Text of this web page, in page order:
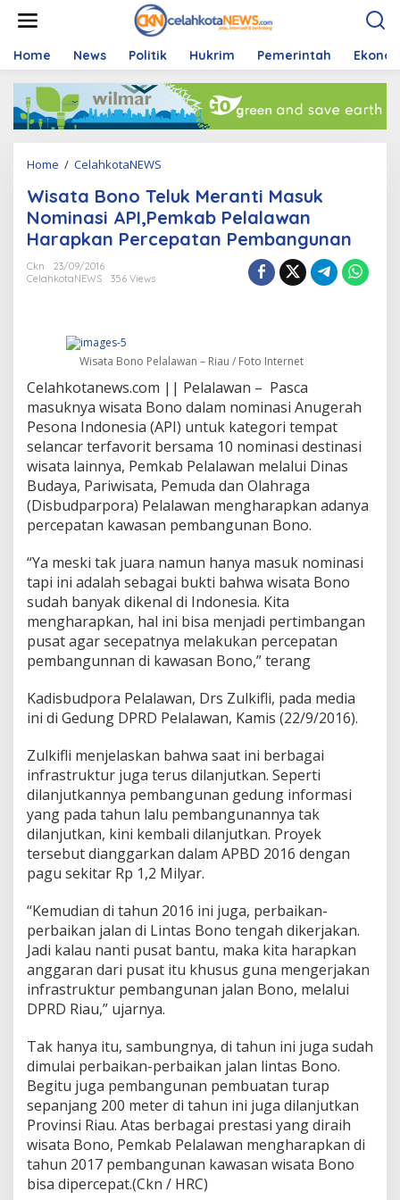
t
Home News Politik Hukrim Pemerintah
Home / CelahkotaNEWS
s
a
t
a
l
M
e
r
a
n
t
a
u
k
N
o
m
i
n
s
i
A
,
P
m
k
a
b
e
l
a
l
a
w
a
n
a
r
a
p
k
a
n
P
e
Wisata Bono Teluk Meranti Masuk
Nominasi API,Pemkab Pelalawan
Harapkan Percepatan Pembangunan
Ckn
23/09/2016
CelahkotaNEWS
356 Views
Wisata Bono Pelalawan – Riau / Foto Internet
Celahkotanews.com || Pelalawan – Pasca
masuknya wisata Bono dalam nominasi Anugerah
Pesona Indonesia (API) untuk kategori tempat
selancar terfavorit bersama 10 nominasi destinasi
wisata lainnya, Pemkab Pelalawan melalui Dinas
Budaya, Pariwisata, Pemuda dan Olahraga
(Disbudparpora) Pelalawan mengharapkan adanya
percepatan kawasan pembangunan Bono.
“Ya meski tak juara namun hanya masuk nominasi
tapi ini adalah sebagai bukti bahwa wisata Bono
sudah banyak dikenal di Indonesia. Kita
mengharapkan, hal ini bisa menjadi pertimbangan
pusat agar secepatnya melakukan percepatan
pembangunnan di kawasan Bono,” terang
Kadisbudpora Pelalawan, Drs Zulkifli, pada media
ini di Gedung DPRD Pelalawan, Kamis (22/9/2016).
Zulkifli menjelaskan bahwa saat ini berbagai
infrastruktur juga terus dilanjutkan. Seperti
dilanjutkannya pembangunan gedung informasi
yang pada tahun lalu pembangunannya tak
dilanjutkan, kini kembali dilanjutkan. Proyek
tersebut dianggarkan dalam APBD 2016 dengan
pagu sekitar Rp 1,2 Milyar.
“Kemudian di tahun 2016 ini juga, perbaikan-
perbaikan jalan di Lintas Bono tengah dikerjakan.
Jadi kalau nanti pusat bantu, maka kita harapkan
anggaran dari pusat itu khusus guna mengerjakan
infrastruktur pembangunan jalan Bono, melalui
DPRD Riau,” ujarnya.
Tak hanya itu, sambungnya, di tahun ini juga sudah
dimulai perbaikan-perbaikan jalan lintas Bono.
Begitu juga pembangunan pembuatan turap
sepanjang 200 meter di tahun ini juga dilanjutkan
Provinsi Riau. Atas berbagai prestasi yang diraih
wisata Bono, Pemkab Pelalawan mengharapkan di
tahun 2017 pembangunan kawasan wisata Bono
bisa dipercepat.(Ckn / HRC)